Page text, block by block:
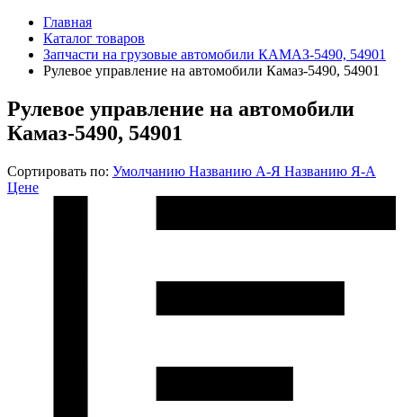
Главная
Каталог товаров
Запчасти на грузовые автомобили КАМАЗ-5490, 54901
Рулевое управление на автомобили Камаз-5490, 54901
Рулевое управление на автомобили
Камаз-5490, 54901
Сортировать по: Умолчанию Названию А-Я Названию Я-А
Цене